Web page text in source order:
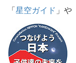
「星空ガイド 」や